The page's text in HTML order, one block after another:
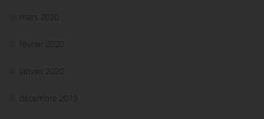
mars 2020
février 2020
janvier 2020
décembre 2019